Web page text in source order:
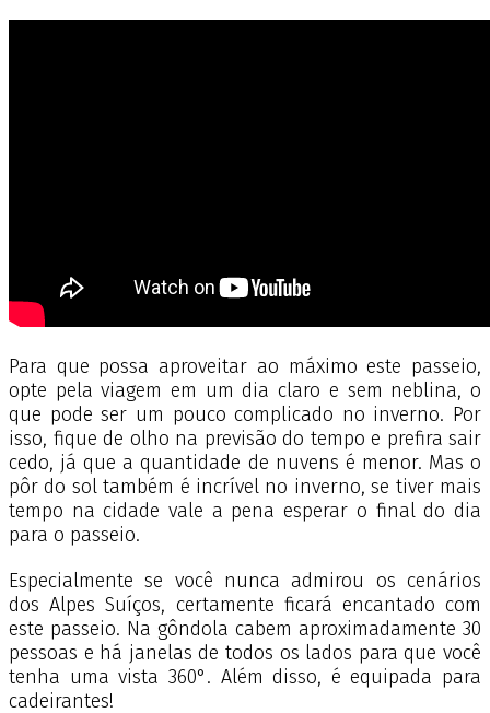
Para que possa aproveitar ao máximo este passeio,
opte pela viagem em um dia claro e sem neblina, o
que pode ser um pouco complicado no inverno. Por
isso, fique de olho na previsão do tempo e prefira sair
cedo, já que a quantidade de nuvens é menor. Mas o
pôr do sol também é incrível no inverno, se tiver mais
tempo na cidade vale a pena esperar o final do dia
para o passeio.
Especialmente se você nunca admirou os cenários
dos Alpes Suíços, certamente ficará encantado com
este passeio. Na gôndola cabem aproximadamente 30
pessoas e há janelas de todos os lados para que você
tenha uma vista 360°. Além disso, é equipada para
cadeirantes!